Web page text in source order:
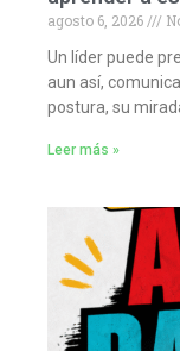
agosto 6, 2026
Un líder puede
aun así,
postura, su
Leer más »